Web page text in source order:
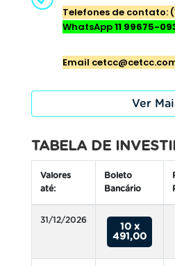
Telefones de contato:
WhatsApp11 99675-
Email
Ver
TABELA DE
Valores
até:
Boleto
Bancário
31/12/2026
10 x
491,00